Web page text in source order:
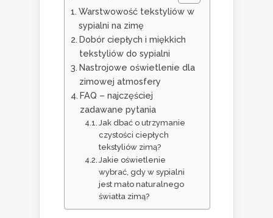
Warstwowość tekstyliów w
sypialni na zimę
Dobór ciepłych i miękkich
tekstyliów do sypialni
Nastrojowe oświetlenie dla
zimowej atmosfery
FAQ – najczęściej
zadawane pytania
Jak dbać o utrzymanie
czystości ciepłych
tekstyliów zimą?
Jakie oświetlenie
wybrać, gdy w sypialni
jest mało naturalnego
światła zimą?